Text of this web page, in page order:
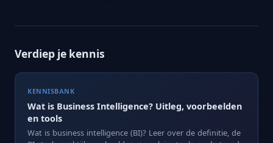
Verdiep je kennis
KENNISBANK
Wat is Business Intelligence? Uitleg, voorbeelden
en tools
Wat is business intelligence (BI)? Leer over de definitie, de